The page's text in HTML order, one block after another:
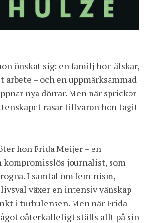
önskat sig: en familj hon älskar,
– och en uppmärksammad
nya dörrar. Men när sprickor
rasar tillvaron hon tagit
hon Frida Meijer – en
kompromisslös journalist, som
I samtal om feminism,
växer en intensiv vänskap
i turbulensen. Men när Frida
oåterkalleligt ställs allt på sin